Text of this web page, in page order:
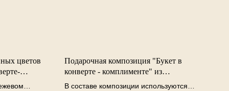
цветов
Подарочная композиция "Букет в
конверте - комплименте" из
искусственных цветов
В составе композиции используются